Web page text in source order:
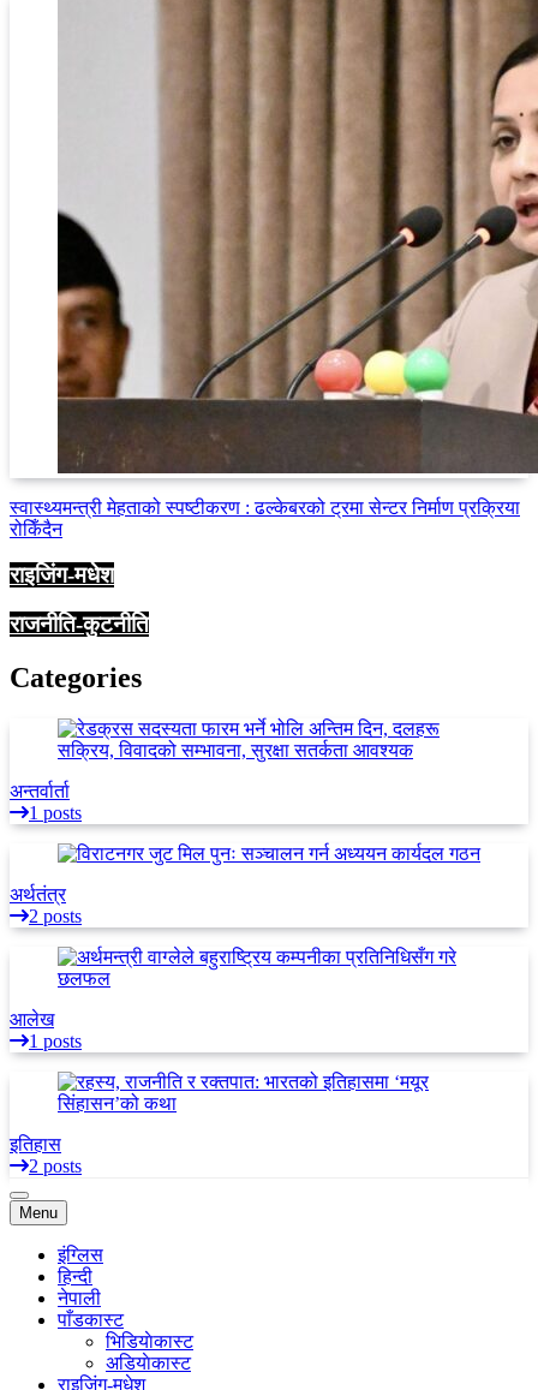
स्वास्थ्यमन्त्री मेहताको स्पष्टीकरण : ढल्केबरको ट्रमा सेन्टर निर्माण प्रक्रिया
रोकिँदैन
राइजिंग-मधेश
राजनीति-कुटनीति
Categories
अन्तर्वार्ता
1 posts
अर्थतंत्र
2 posts
आलेख
1 posts
इतिहास
2 posts
Menu
इंग्लिस
हिन्दी
नेपाली
पाँडकास्ट
भिडियाेकास्ट
अडियाेकास्ट
राइजिंग-मधेश